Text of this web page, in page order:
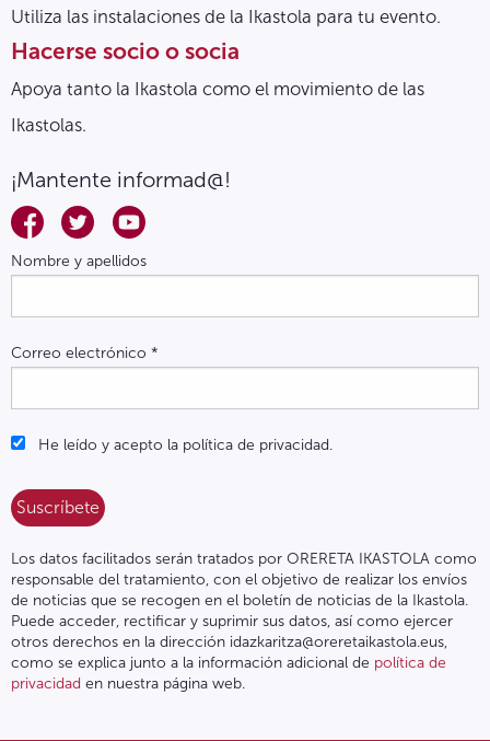
Utiliza las instalaciones de la Ikastola para tu evento.
Hacerse socio o socia
Apoya tanto la Ikastola como el movimiento de las
Ikastolas.
¡Mantente informad@!
Nombre y apellidos
Correo electrónico *
He leído y acepto la política de privacidad.
Los datos facilitados serán tratados por ORERETA IKASTOLA como
responsable del tratamiento, con el objetivo de realizar los envíos
de noticias que se recogen en el boletín de noticias de la Ikastola.
Puede acceder, rectificar y suprimir sus datos, así como ejercer
otros derechos en la dirección idazkaritza@oreretaikastola.eus,
como se explica junto a la información adicional de política de
privacidad en nuestra página web.